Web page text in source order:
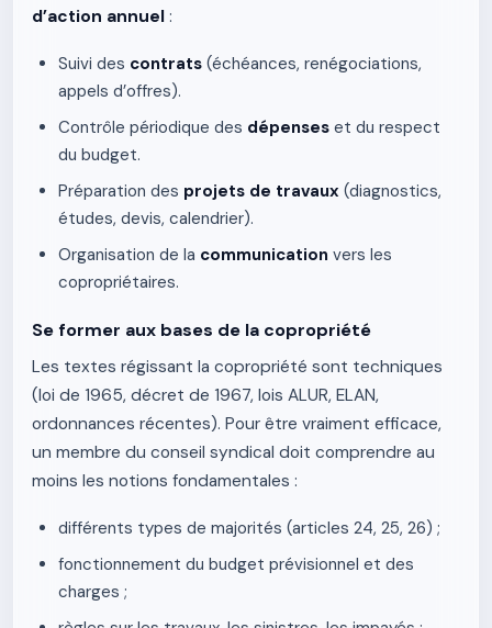
d’action annuel :
Suivi des contrats (échéances, renégociations,
appels d’offres).
Contrôle périodique des dépenses et du respect
du budget.
Préparation des projets de travaux (diagnostics,
études, devis, calendrier).
Organisation de la communication vers les
copropriétaires.
Se former aux bases de la copropriété
Les textes régissant la copropriété sont techniques
(loi de 1965, décret de 1967, lois ALUR, ELAN,
ordonnances récentes). Pour être vraiment efficace,
un membre du conseil syndical doit comprendre au
moins les notions fondamentales :
différents types de majorités (articles 24, 25, 26) ;
fonctionnement du budget prévisionnel et des
charges ;